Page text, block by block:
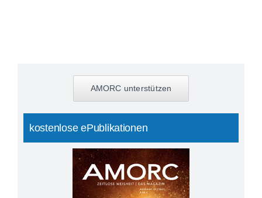
AMORC unterstützen
kostenlose ePublikationen